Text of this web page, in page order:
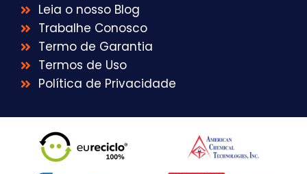
Leia o nosso Blog
Trabalhe Conosco
Termo de Garantia
Termos de Uso
Política de Privacidade